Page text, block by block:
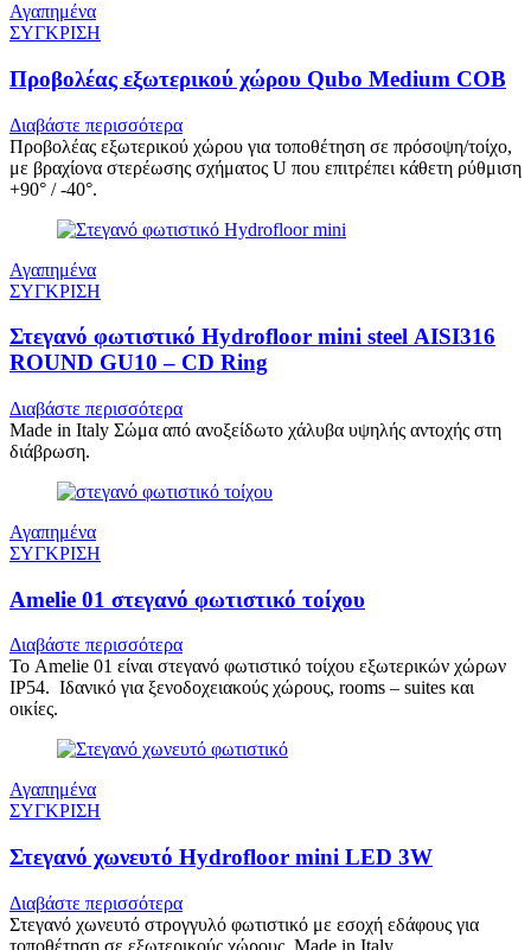
Αγαπημένα
ΣΥΓΚΡΙΣΗ
Προβολέας εξωτερικού χώρου Qubo Medium COB
Διαβάστε περισσότερα
Προβολέας εξωτερικού χώρου για τοποθέτηση σε πρόσοψη/τοίχο,
με βραχίονα στερέωσης σχήματος U που επιτρέπει κάθετη ρύθμιση
+90° / -40°.
Αγαπημένα
ΣΥΓΚΡΙΣΗ
Στεγανό φωτιστικό Hydrofloor mini steel AISI316
ROUND GU10 – CD Ring
Διαβάστε περισσότερα
Made in Italy Σώμα από ανοξείδωτο χάλυβα υψηλής αντοχής στη
διάβρωση.
Αγαπημένα
ΣΥΓΚΡΙΣΗ
Amelie 01 στεγανό φωτιστικό τοίχου
Διαβάστε περισσότερα
Το Amelie 01 είναι στεγανό φωτιστικό τοίχου εξωτερικών χώρων
IP54. Ιδανικό για ξενοδοχειακούς χώρους, rooms – suites και
οικίες.
Αγαπημένα
ΣΥΓΚΡΙΣΗ
Στεγανό χωνευτό Hydrofloor mini LED 3W
Διαβάστε περισσότερα
Στεγανό χωνευτό στρογγυλό φωτιστικό με εσοχή εδάφους για
τοποθέτηση σε εξωτερικούς χώρους. Made in Italy